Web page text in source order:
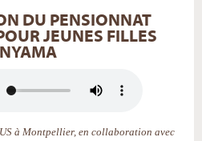
DU PENSIONNAT
JEUNES FILLES
à Montpellier, en collaboration avec